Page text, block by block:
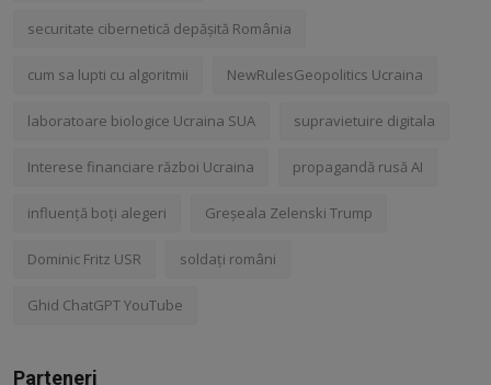
securitate cibernetică depășită România
cum sa lupti cu algoritmii NewRulesGeopolitics Ucraina
laboratoare biologice Ucraina SUA supravietuire digitala
Interese financiare război Ucraina propagandă rusă AI
influență boți alegeri Greșeala Zelenski Trump
Dominic Fritz USR soldați români
Ghid ChatGPT YouTube
Parteneri